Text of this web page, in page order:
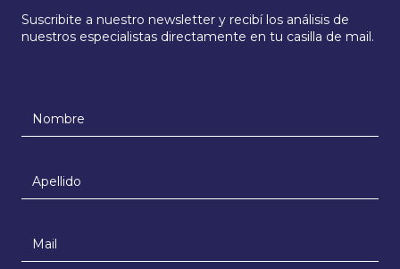
Suscribite a nuestro newsletter y recibí los análisis de
nuestros especialistas directamente en tu casilla de mail.